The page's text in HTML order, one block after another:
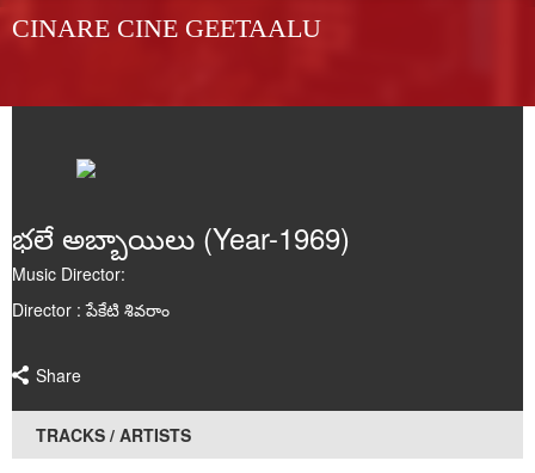
Biography
Poems
CINARE CINE GEETAALU
భలే అబ్బాయిలు (Year-1969)
Music Director:
Director : పేకేటి శివరాం
Share
TRACKS / ARTISTS